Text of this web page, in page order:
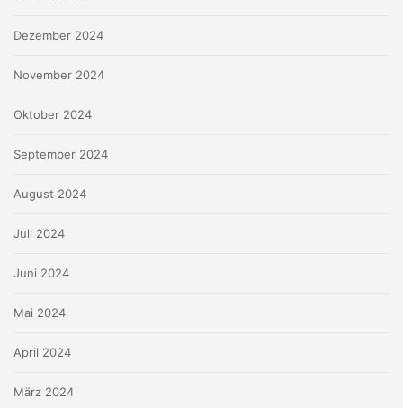
Dezember 2024
November 2024
Oktober 2024
September 2024
August 2024
Juli 2024
Juni 2024
Mai 2024
April 2024
März 2024